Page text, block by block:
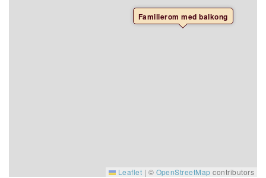
Familierom med balkong
Leaflet | © OpenStreetMap contributors